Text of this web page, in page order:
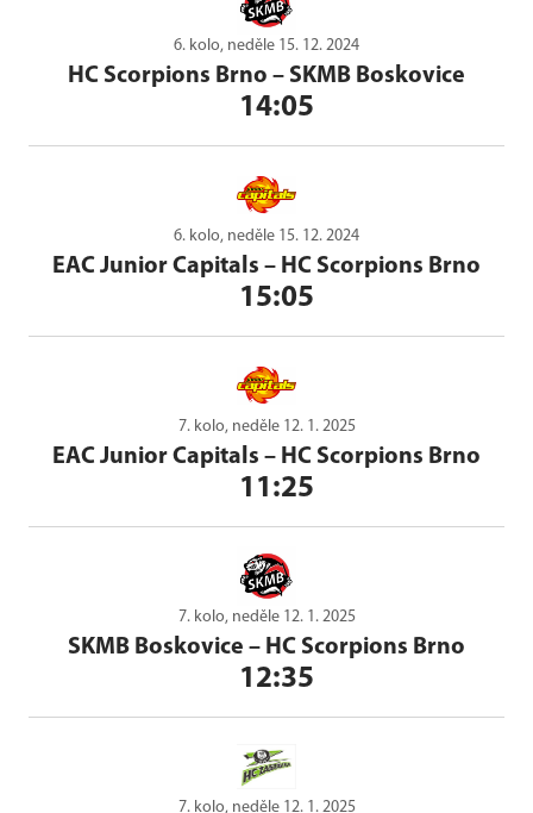
6. kolo, neděle 15. 12. 2024
HC Scorpions Brno – SKMB Boskovice
14:05
6. kolo, neděle 15. 12. 2024
EAC Junior Capitals – HC Scorpions Brno
15:05
7. kolo, neděle 12. 1. 2025
EAC Junior Capitals – HC Scorpions Brno
11:25
7. kolo, neděle 12. 1. 2025
SKMB Boskovice – HC Scorpions Brno
12:35
7. kolo, neděle 12. 1. 2025